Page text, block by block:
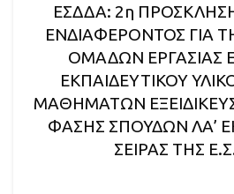
ΕΣΔΔΑ: 2η
ΕΝΔΙΑΦΕΡΟΝΤΟΣ ΓΙΑ
ΟΜΑΔΩΝ ΕΡΓΑΣΙΑΣ
ΕΚΠΑΙΔΕΥΤΙΚΟΥ
ΜΑΘΗΜΑΤΩΝ
ΦΑΣΗΣ ΣΠΟΥΔΩΝ ΛΑ’
ΣΕΙΡΑΣ ΤΗΣ